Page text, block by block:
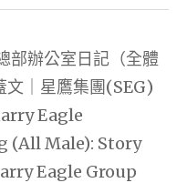
部辦公室日記（全體
文｜星鷹集團(SEG)
Eagle
(All Male): Story
Eagle Group